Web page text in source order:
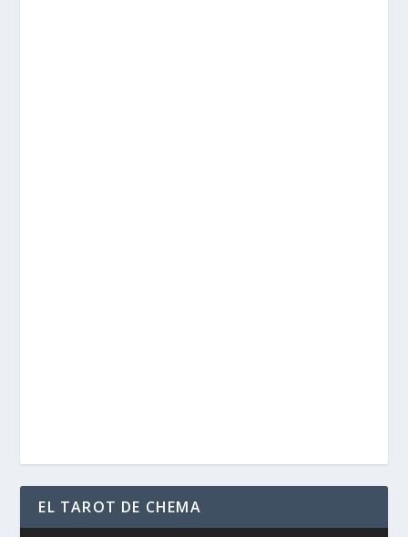
EL TAROT DE CHEMA